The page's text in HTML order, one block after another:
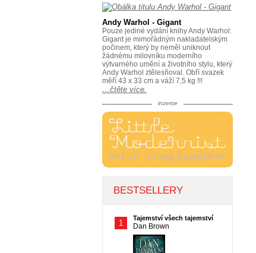
Andy Warhol - Gigant
Pouze jediné vydání knihy Andy Warhol:
Gigant je mimořádným nakladatelským
počinem, který by neměl uniknout
žádnému milovníku moderního
výtvarného umění a životního stylu, který
Andy Warhol ztělesňoval. Obří svazek
měří 43 x 33 cm a váží 7,5 kg !!!
…čtěte více.
inzerce